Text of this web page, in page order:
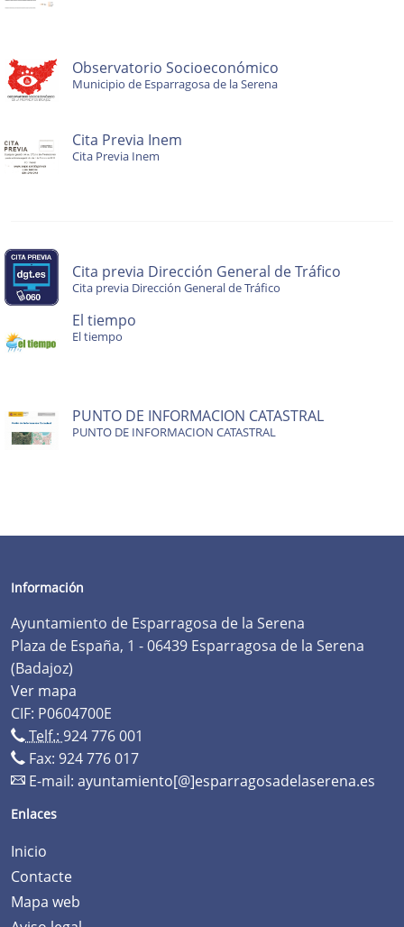
Observatorio Socioeconómico
Municipio de Esparragosa de la Serena
Cita Previa Inem
Cita Previa Inem
Cita previa Dirección General de Tráfico
Cita previa Dirección General de Tráfico
El tiempo
El tiempo
PUNTO DE INFORMACION CATASTRAL
PUNTO DE INFORMACION CATASTRAL
Información
Ayuntamiento de Esparragosa de la Serena
Plaza de España, 1 - 06439 Esparragosa de la Serena
(Badajoz)
Ver mapa
CIF: P0604700E
Telf.: 924 776 001
Fax: 924 776 017
E-mail: ayuntamiento[@]esparragosadelaserena.es
Enlaces
Inicio
Contacte
Mapa web